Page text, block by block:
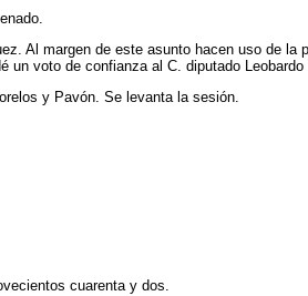
Al margen de este asunto hacen uso de la
voto de confianza al C. diputado
y Pavón. Se levanta la sesión.
cuarenta y dos.